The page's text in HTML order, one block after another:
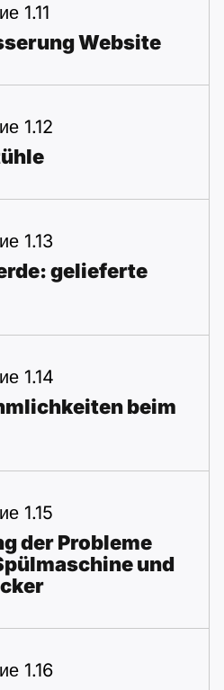
1.11
Website
1.12
1.13
gelieferte
1.14
beim
1.15
der Probleme
und
1.16